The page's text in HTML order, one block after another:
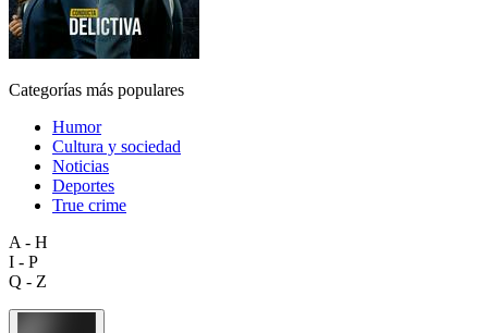
Categorías más populares
Humor
Cultura y sociedad
Noticias
Deportes
True crime
A - H
I - P
Q - Z